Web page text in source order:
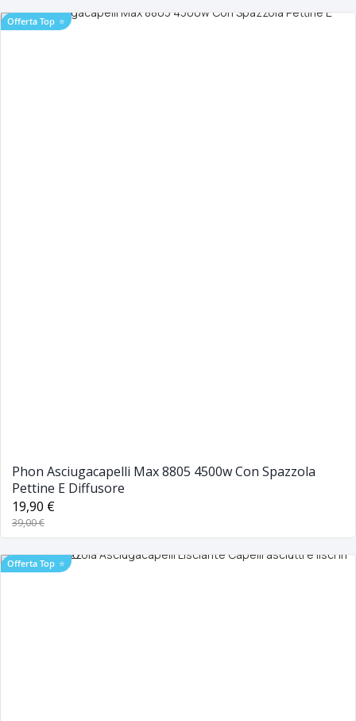
Offerta Top ⭐
Phon Asciugacapelli Max 8805 4500w Con Spazzola
Pettine E Diffusore
19,90 €
39,00 €
Offerta Top ⭐